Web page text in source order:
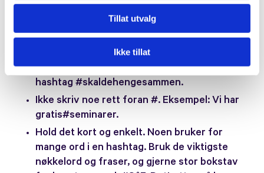
Tillat utvalg
Ikke tillat
Tenk på dette når du begynner å bruke hashtags:
Bruk alltid # foran valgte nøkkelord.
Ikke bruk mellomrom eller tegnsetting i
hashtaggene. Dersom det er flere ord i en
hashtag #skaldehengesammen.
Ikke skriv noe rett foran #. Eksempel: Vi har
gratis#seminarer.
Hold det kort og enkelt. Noen bruker for
mange ord i en hashtag. Bruk de viktigste
nøkkelord og fraser, og gjerne stor bokstav